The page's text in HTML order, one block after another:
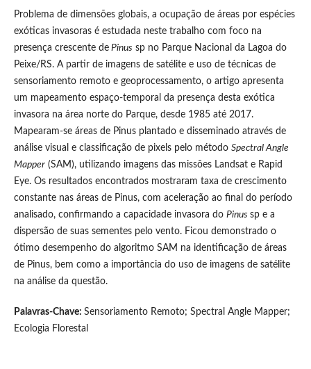
Problema de dimensões globais, a ocupação de áreas por espécies
exóticas invasoras é estudada neste trabalho com foco na
presença crescente dePinus sp no Parque Nacional da Lagoa do
Peixe/RS. A partir de imagens de satélite e uso de técnicas de
sensoriamento remoto e geoprocessamento, o artigo apresenta
um mapeamento espaço-temporal da presença desta exótica
invasora na área norte do Parque, desde 1985 até 2017.
Mapearam-se áreas de Pinus plantado e disseminado através de
análise visual e classificação de pixels pelo método Spectral Angle
Mapper(SAM), utilizando imagens das missões Landsat e Rapid
Eye. Os resultados encontrados mostraram taxa de crescimento
constante nas áreas de Pinus, com aceleração ao final do período
analisado, confirmando a capacidade invasora do Pinus sp e a
dispersão de suas sementes pelo vento. Ficou demonstrado o
ótimo desempenho do algoritmo SAM na identificação de áreas
de Pinus, bem como a importância do uso de imagens de satélite
na análise da questão.
Palavras-Chave: Sensoriamento Remoto; Spectral Angle Mapper;
Ecologia Florestal